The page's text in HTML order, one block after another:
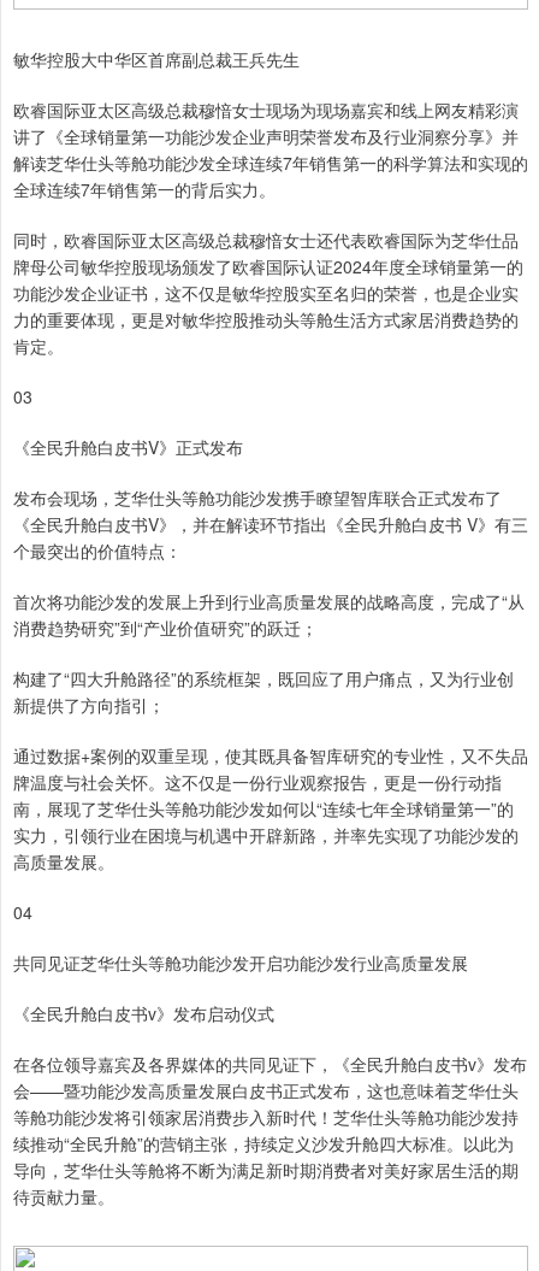
敏华控股大中华区首席副总裁王兵先生
欧睿国际亚太区高级总裁穆愔女士现场为现场嘉宾和线上网友精彩演
讲了《全球销量第一功能沙发企业声明荣誉发布及行业洞察分享》并
解读芝华仕头等舱功能沙发全球连续7年销售第一的科学算法和实现的
全球连续7年销售第一的背后实力。
同时，欧睿国际亚太区高级总裁穆愔女士还代表欧睿国际为芝华仕品
牌母公司敏华控股现场颁发了欧睿国际认证2024年度全球销量第一的
功能沙发企业证书，这不仅是敏华控股实至名归的荣誉，也是企业实
力的重要体现，更是对敏华控股推动头等舱生活方式家居消费趋势的
肯定。
03
《全民升舱白皮书V》正式发布
发布会现场，芝华仕头等舱功能沙发携手瞭望智库联合正式发布了
《全民升舱白皮书V》，并在解读环节指出《全民升舱白皮书 V》有三
个最突出的价值特点：
首次将功能沙发的发展上升到行业高质量发展的战略高度，完成了“从
消费趋势研究”到“产业价值研究”的跃迁；
构建了“四大升舱路径”的系统框架，既回应了用户痛点，又为行业创
新提供了方向指引；
通过数据+案例的双重呈现，使其既具备智库研究的专业性，又不失品
牌温度与社会关怀。这不仅是一份行业观察报告，更是一份行动指
南，展现了芝华仕头等舱功能沙发如何以“连续七年全球销量第一”的
实力，引领行业在困境与机遇中开辟新路，并率先实现了功能沙发的
高质量发展。
04
共同见证芝华仕头等舱功能沙发开启功能沙发行业高质量发展
《全民升舱白皮书v》发布启动仪式
在各位领导嘉宾及各界媒体的共同见证下，《全民升舱白皮书v》发布
会——暨功能沙发高质量发展白皮书正式发布，这也意味着芝华仕头
等舱功能沙发将引领家居消费步入新时代！芝华仕头等舱功能沙发持
续推动“全民升舱”的营销主张，持续定义沙发升舱四大标准。以此为
导向，芝华仕头等舱将不断为满足新时期消费者对美好家居生活的期
待贡献力量。